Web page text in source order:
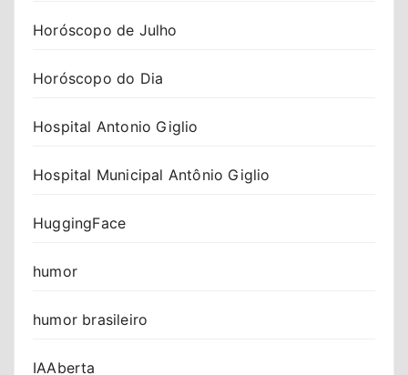
Horóscopo de Julho
Horóscopo do Dia
Hospital Antonio Giglio
Hospital Municipal Antônio Giglio
HuggingFace
humor
humor brasileiro
IAAberta